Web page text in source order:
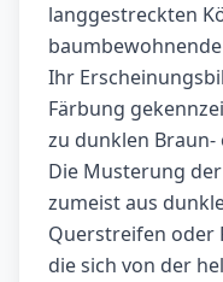
langgestreckten
Ihr
Färbung
zu dunklen
Die Musterung
zumeist aus
Querstreifen oder
die sich von der